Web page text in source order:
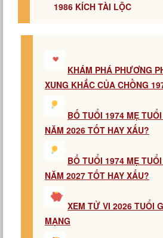
1986 KÍCH TÀI LỘC
KHÁM PHÁ PHƯƠNG
XUNG KHẮC CỦA CHỒNG
BỐ TUỔI 1974 MẸ
NĂM 2026 TỐT HAY XẤU?
BỐ TUỔI 1974 MẸ
NĂM 2027 TỐT HAY XẤU?
XEM TỬ VI 2026 TUỔI
MẠNG